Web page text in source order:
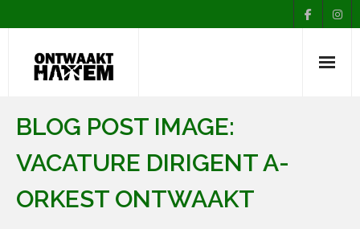
BLOG POST IMAGE:
VACATURE DIRIGENT A-
ORKEST ONTWAAKT